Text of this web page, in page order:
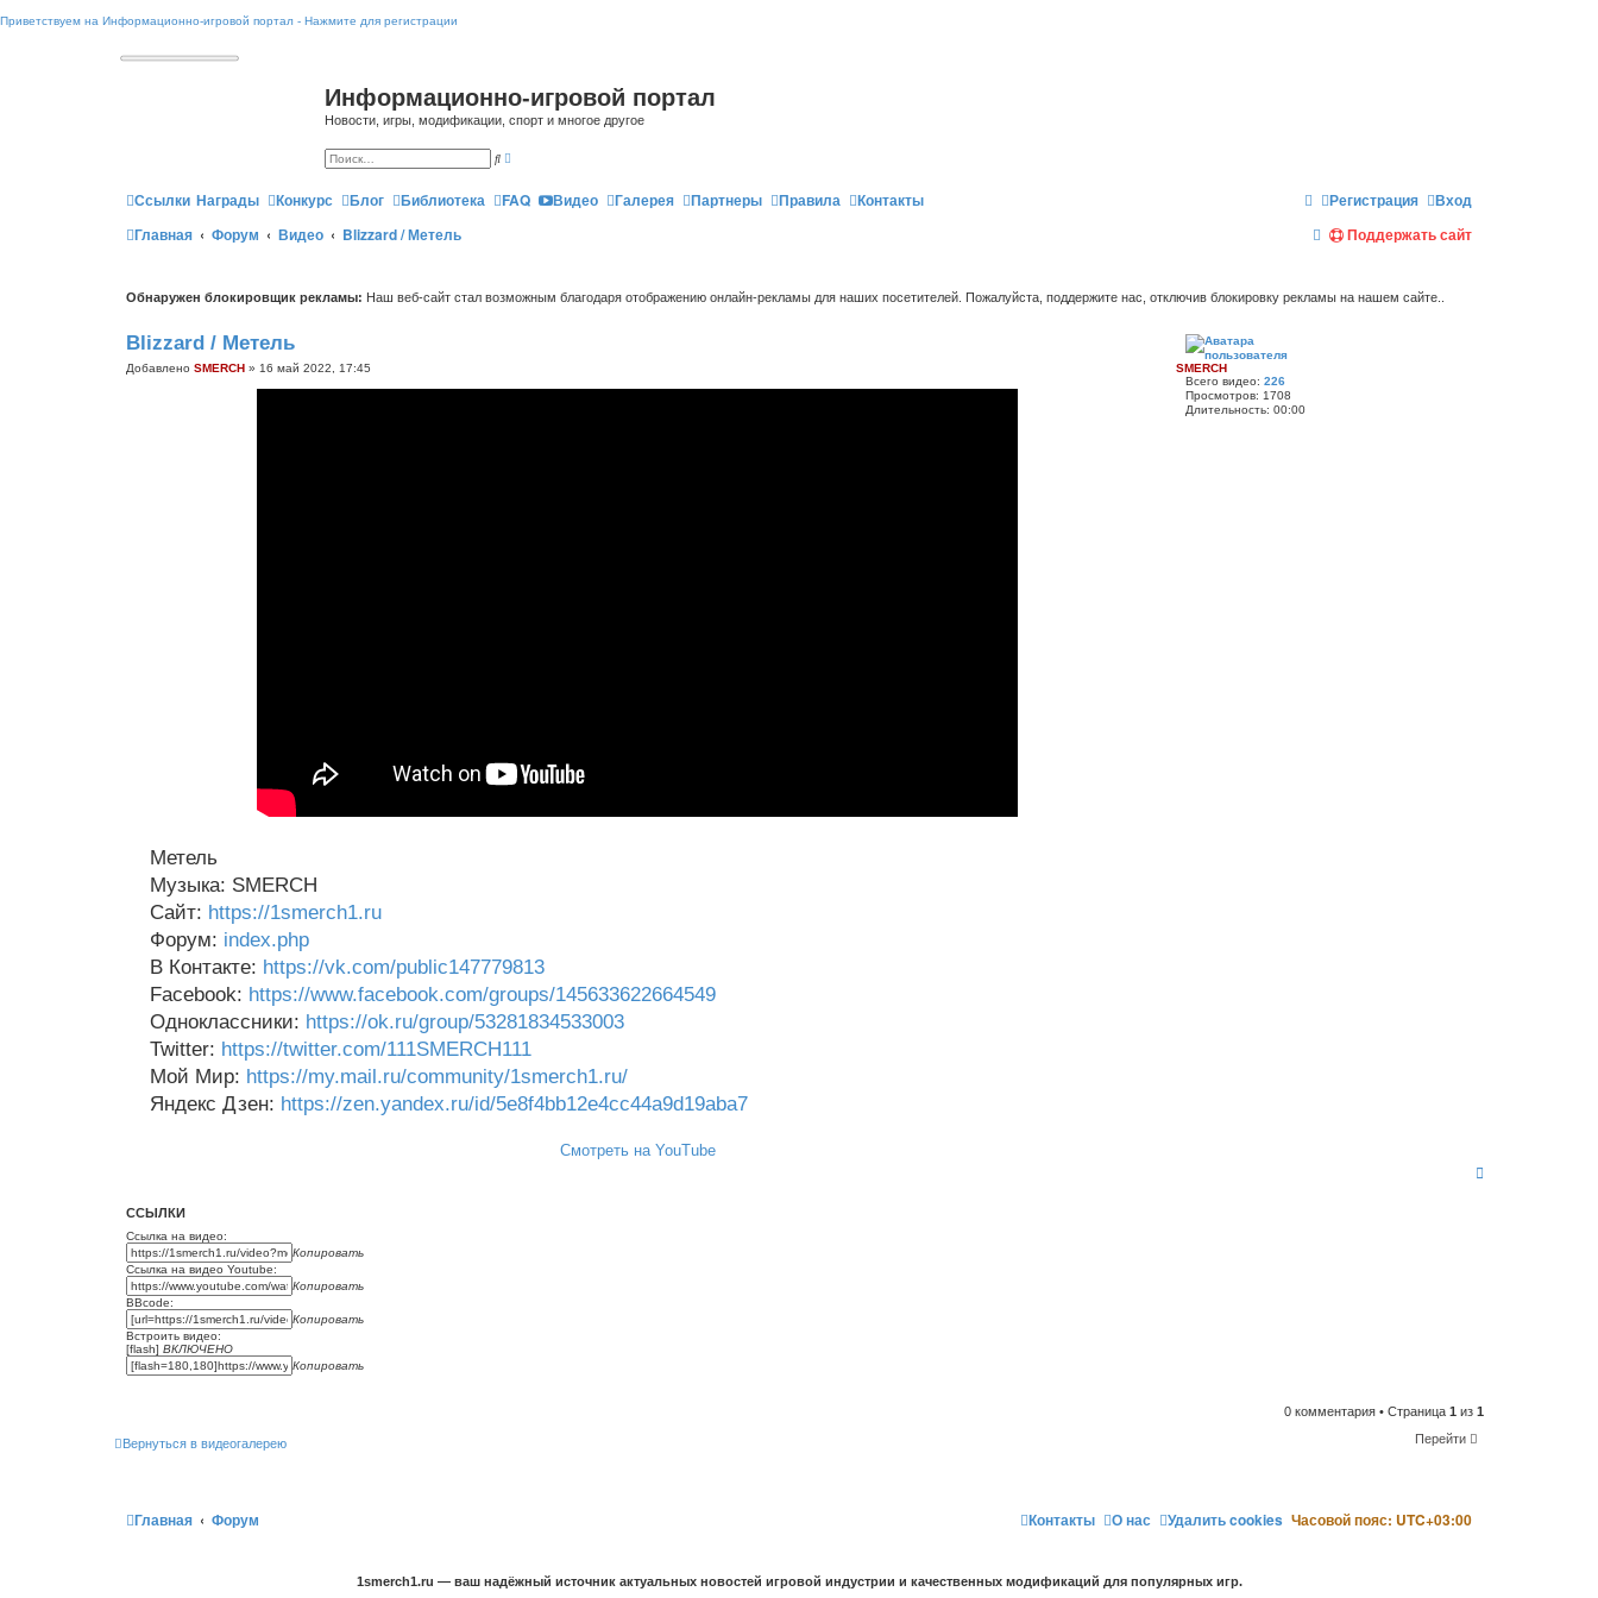
Приветствуем на Информационно-игровой портал - Нажмите для регистрации
Информационно-игровой портал
Новости, игры, модификации, спорт и многое другое
П
с
к
ш
и
п
Ссылки Награды Конкурс Блог Библиотека FAQ Видео Галерея Партнеры Правила Контакты Вход
Регистрация
Главная
Форум Видео Blizzard / Метель Поддержать сайт
П
Обнаружен блокировщик рекламы: Наш веб-сайт стал возможным благодаря отображению онлайн-рекламы для наших посетителей. Пожалуйста, поддержите нас, отключив блокировку рекламы на нашем сайте..
SMERCH
Всего видео: 226
Просмотров: 1708
Длительность: 00:00
Blizzard / Метель
Добавлено SMERCH » 16 май 2022, 17:45
Метель
Музыка: SMERCH
Сайт: https://1smerch1.ru
Форум: index.php
В Контакте: https://vk.com/public147779813
Facebook: https://www.facebook.com/groups/145633622664549
Одноклассники: https://ok.ru/group/53281834533003
Twitter: https://twitter.com/111SMERCH111
Мой Мир: https://my.mail.ru/community/1smerch1.ru/
Яндекс Дзен: https://zen.yandex.ru/id/5e8f4bb12e4cc44a9d19aba7
Смотреть на YouTube
у
ССЫЛКИ
Ссылка на видео:
Копировать
Ссылка на видео Youtube:
Копировать
BBcode:
Копировать
Встроить видео:
[flash] ВКЛЮЧЕНО
Копировать
0 комментария • Страница 1 из 1
Вернуться в видеогалерею Перейти
Главная Форум Часовой пояс: UTC+03:00
Удалить cookies
О нас
Контакты
1smerch1.ru — ваш надёжный источник актуальных новостей игровой индустрии и качественных модификаций для популярных игр.